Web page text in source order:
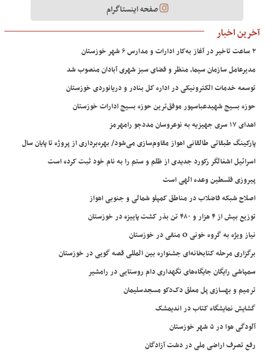
صفحه اینستاگرام
آخرین اخبار
۲ ساعت تاخیر در آغاز به‌کار ادارات و مدارس ۶ شهر خوزستان
مدیرعامل سازمان سیما، منظر و فضای سبز شهری آبادان منصوب شد
توسعه خدمات الکترونیکی در اداره کل بنادر و دریانوردی خوزستان
حوزه بسیج شهیدعباسپور موفق‌ترین حوزه بسیج ادارات خوزستان
اهدای ۱۷ سری جهیزیه به نوعروسان مددجو رامهرمز
پارکینگ طبقاتی طالقانی اهواز مقاوم‌سازی می‌شود/ بهره‌برداری از پروژه تا پایان سال
اسرائیل اشغالگر رکورد جدیدی از ظلم و ستم را به نام خود ثبت کرده است
پیروزی فلسطین وعده الهی است
اصلاح شبکه فاضلاب در مناطق کمپلو شمالی و جنوبی اهواز
توزیع بیش از ۴ هزار و ۴۸۰ تن بذر کشت پاییزه در خوزستان
نیاز ویژه به گروه خونی O منفی در خوزستان
برگزاری مرحله کتابخانه‌ای جشنواره بین المللی قصه گویی در خوزستان
سمپاشی رایگان جایگاه‌های نگهداری دام روستایی در رامشیر
ترمیم و بهسازی پل معلق دک‌دکو مسجدسلیمان
گشایش نمایشگاه کتاب در اندیمشک
آلودگی هوا در ۵ شهر خوزستان
رفع تصرف اراضی ملی در دشت آزادگان